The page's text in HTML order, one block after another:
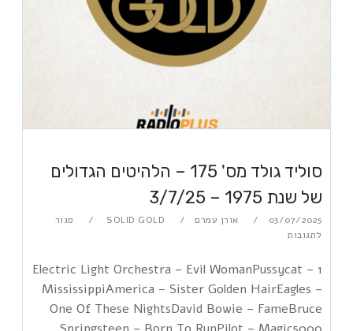
סוליד גולד מס' 175 – הלהיטים הגדולים
של שנת 1975 – 3/7/25
03/07/2025 אורן עמרם SOLID GOLD
סגור
לתגובות
1 Electric Light Orchestra – Evil WomanPussycat –
MississippiAmerica – Sister Golden HairEagles –
One Of These NightsDavid Bowie – FameBruce